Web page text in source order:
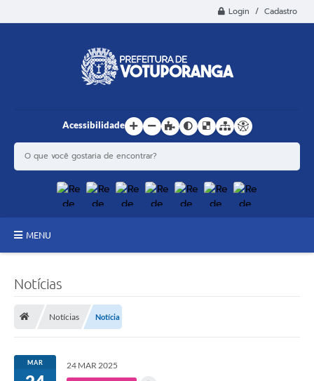
Login / Cadastro
Acessibilidade
MENU
A História
Notícias
Notícias
Notícias Notícia
MAR 24 MAR 2025